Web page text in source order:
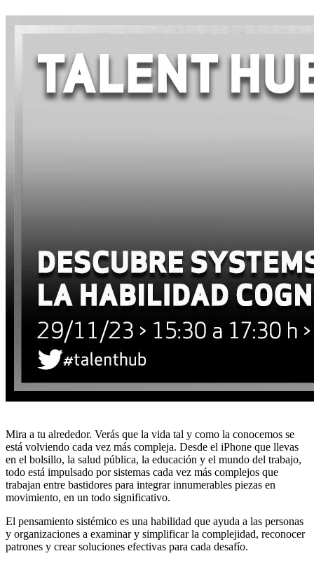
Mira a tu alrededor. Verás que la vida tal y como la conocemos se
está volviendo cada vez más compleja. Desde el iPhone que llevas
en el bolsillo, la salud pública, la educación y el mundo del trabajo,
todo está impulsado por sistemas cada vez más complejos que
trabajan entre bastidores para integrar innumerables piezas en
movimiento, en un todo significativo.
El pensamiento sistémico es una habilidad que ayuda a las personas
y organizaciones a examinar y simplificar la complejidad, reconocer
patrones y crear soluciones efectivas para cada desafío.